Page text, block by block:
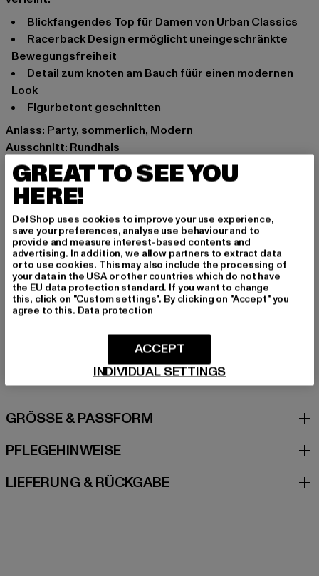
Blickfangendes Top für Damen von Urban Classics
Racerback Design ermöglicht uneingeschränkte
Bewegungsfreiheit
Detail zum knoten am Bauch füür einen modernen
Look
Figurbetont geschnitten
Anlass: Party, sommerlich, Modern
Ausschnitt: Rundhals
Ärmelart: Ärmellos
Schnitt: Bauchfrei
Marke: Urban Classics
Kat.: Tank Tops
Farbe: schwarz
Hersteller Farbe: black
Materialzusammensetzung: 95% Baumwolle, 5%
Elasthan
Art.Nr: TB6048-00007
Hersteller: TB International GmbH |info@tbint.de
Dr.-Robert-Murjahn-Straße 7 | 64372 Ober-Ramstadt |
GRÖSSE & PASSFORM
PFLEGEHINWEISE
LIEFERUNG & RÜCKGABE
GREAT TO SEE YOU
HERE!
DefShop uses cookies to improve your use experience,
save your preferences, analyse use behaviour and to
provide and measure interest-based contents and
advertising. In addition, we allow partners to extract data
or to use cookies. This may also include the processing of
your data in the USA or other countries which do not have
the EU data protection standard. If you want to change
this, click on "Custom settings". By clicking on "Accept" you
agree to this. Data protection
INDIVIDUAL SETTINGS
ACCEPT